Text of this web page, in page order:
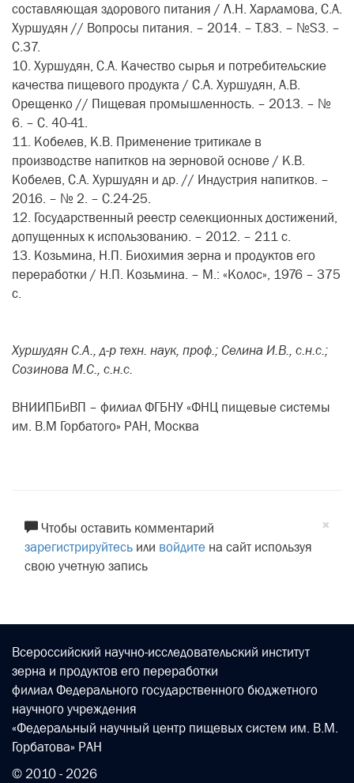
составляющая здорового питания / Л.Н. Харламова, С.А.
Хуршудян // Вопросы питания. – 2014. – Т.83. – №S3. –
С.37.
10. Хуршудян, С.А. Качество сырья и потребительские
качества пищевого продукта / С.А. Хуршудян, А.В.
Орещенко // Пищевая промышленность. – 2013. – №
6. – С. 40-41.
11. Кобелев, К.В. Применение тритикале в
производстве напитков на зерновой основе / К.В.
Кобелев, С.А. Хуршудян и др. // Индустрия напитков. –
2016. – № 2. – С.24-25.
12. Государственный реестр селекционных достижений,
допущенных к использованию. – 2012. – 211 с.
13. Козьмина, Н.П. Биохимия зерна и продуктов его
переработки / Н.П. Козьмина. – М.: «Колос», 1976 – 375
с.
Хуршудян С.А., д-р техн. наук, проф.; Селина И.В., с.н.с.;
Созинова М.С., с.н.с.
ВНИИПБиВП – филиал ФГБНУ «ФНЦ пищевые системы
им. В.М Горбатого» РАН, Москва
×
Чтобы оставить комментарий
зарегистрируйтесь или войдите на сайт используя
свою учетную запись
Всероссийский научно-исследовательский институт
зерна и продуктов его переработки
филиал Федерального государственного бюджетного
научного учреждения
«Федеральный научный центр пищевых систем им. В.М.
Горбатова» РАН
© 2010 - 2026